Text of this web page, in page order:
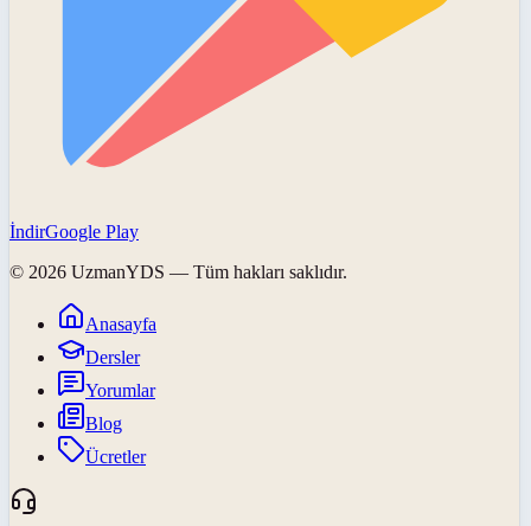
İndirGoogle Play
© 2026 UzmanYDS — Tüm hakları saklıdır.
Anasayfa
Dersler
Yorumlar
Blog
Ücretler